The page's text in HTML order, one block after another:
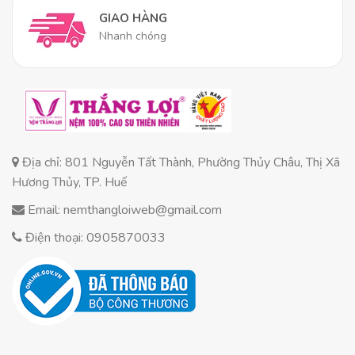
Giải pháp tối ưu cho không gian phòng ngủ nhỏ
Nếu bạn đang sống trong
phòng trọhoặc ký túc xá, diện tích là thứ vô cùng
quý giá. Một chiếc nệm
1m x 2m
với các loạigiường đơnhoặcgiường tầng
kiệm tối đa không gian sống. Bạn vẫn có một chỗ
Hỗ trợ sức khỏe cho các đối tượng đặc thù
Người độc thân/Sinh viên:Đây là sự đầu tư
thông minh cho sức khỏe dài hạn với chi phí hợp
Trẻ em:Trẻ đang trong giai đoạn phát triển
xương khớp cần một mặt phẳng ngủ không quá
GIAO HÀNG
Nhanh chóng
Địa chỉ: 801 Nguyễn Tất Thành, Phường Thủy Châu, Thị Xã
Hương Thủy, TP. Huế
Email: nemthangloiweb@gmail.com
Điện thoại: 0905870033